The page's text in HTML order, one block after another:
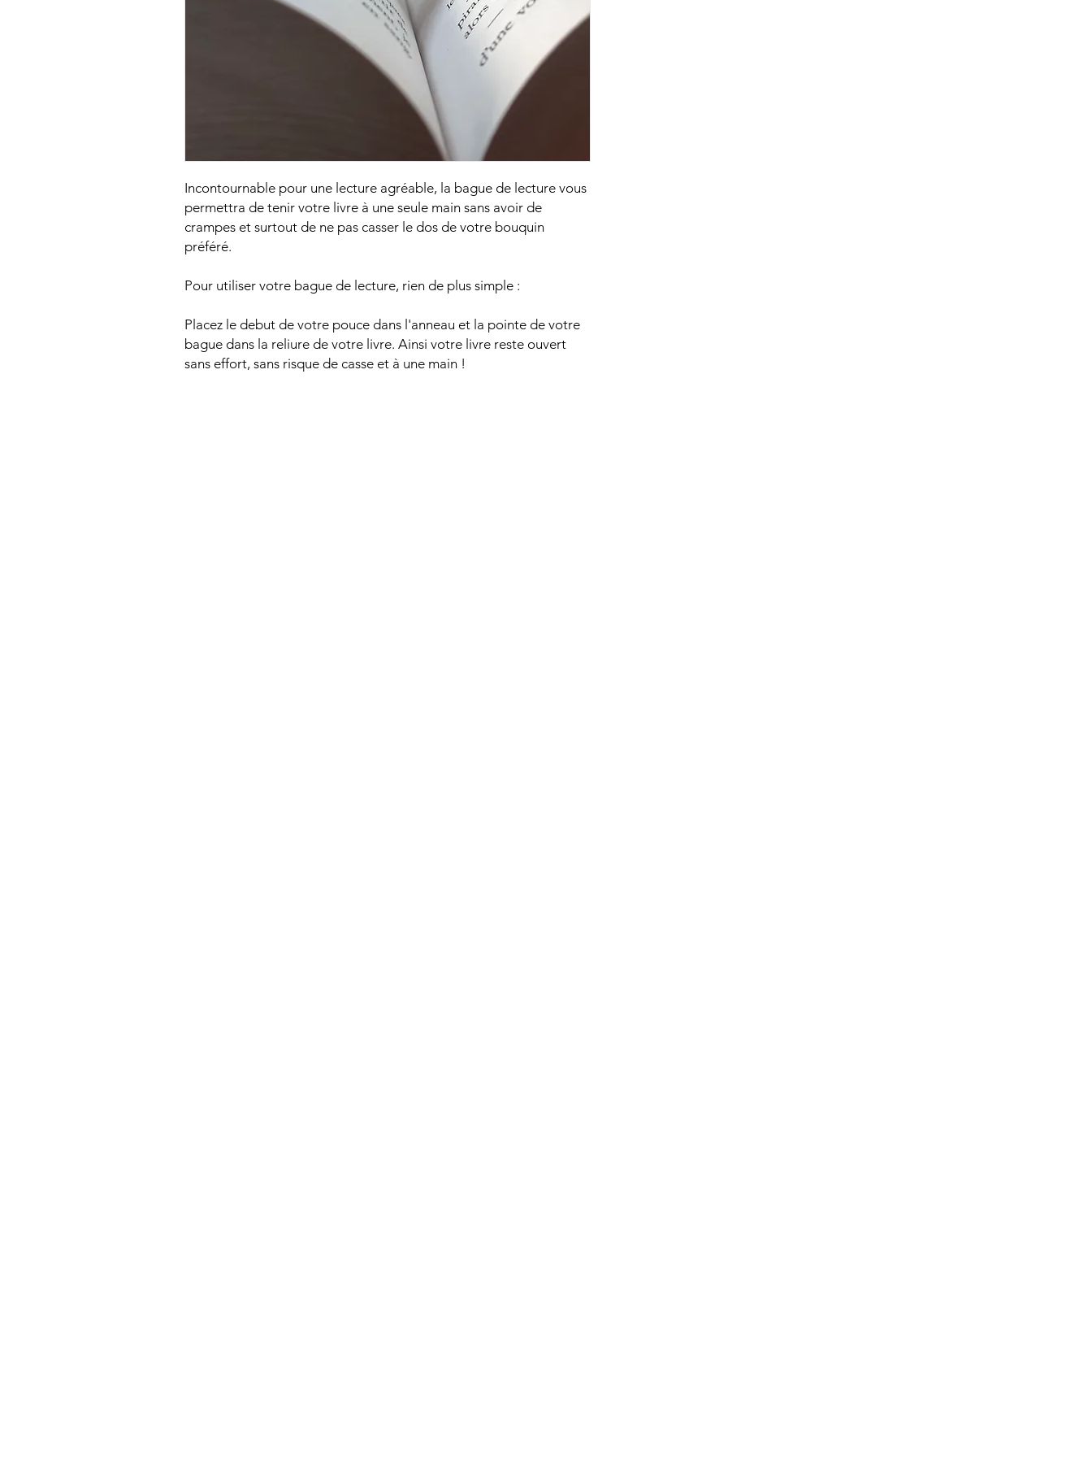
Incontournable pour une lecture agréable, la bague de lecture vous
permettra de tenir votre livre à une seule main sans avoir de
crampes et surtout de ne pas casser le dos de votre bouquin
préféré.
Pour utiliser votre bague de lecture, rien de plus simple :
Placez le debut de votre pouce dans l'anneau et la pointe de votre
bague dans la reliure de votre livre. Ainsi votre livre reste ouvert
sans effort, sans risque de casse et à une main !